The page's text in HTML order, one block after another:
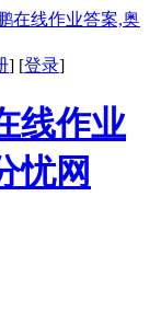
在线作业答案,奥
] [登录]